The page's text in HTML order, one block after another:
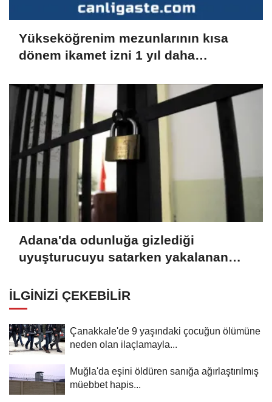
Yükseköğrenim mezunlarının kısa
dönem ikamet izni 1 yıl daha
Adana'da odunluğa gizlediği
uyuşturucuyu satarken yakalanan
İLGINIZI ÇEKEBILIR
Çanakkale'de 9 yaşındaki çocuğun ölümüne
neden olan ilaçlamayla...
Muğla'da eşini öldüren sanığa ağırlaştırılmış
müebbet hapis...